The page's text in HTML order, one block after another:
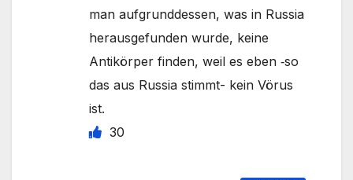
man aufgrunddessen, was in Russia
herausgefunden wurde, keine
Antikörper finden, weil es eben ‑so
das aus Russia stimmt- kein Vörus
ist.
30